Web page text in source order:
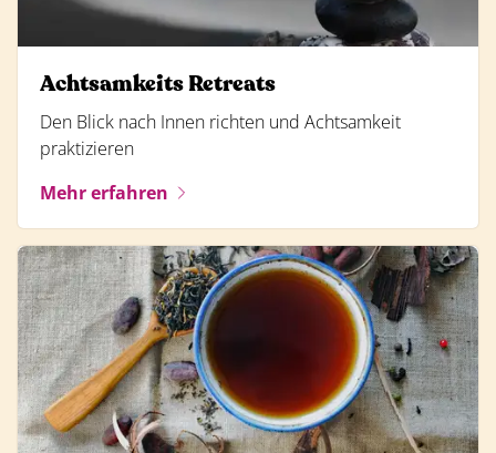
Achtsamkeits Retreats
Den Blick nach Innen richten und Achtsamkeit
praktizieren
Mehr erfahren